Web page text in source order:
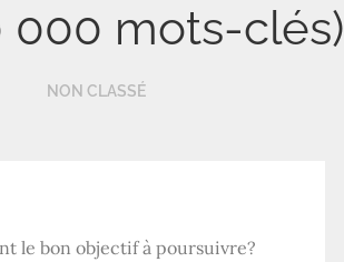
000 mots-clés)
NON CLASSÉ
le bon objectif à poursuivre?